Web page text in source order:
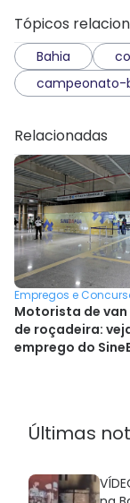
Tópicos
Bahia
campeonato-
Relacionadas
Empregos e
Motorista de
de roçadeira:
emprego do
Últimas